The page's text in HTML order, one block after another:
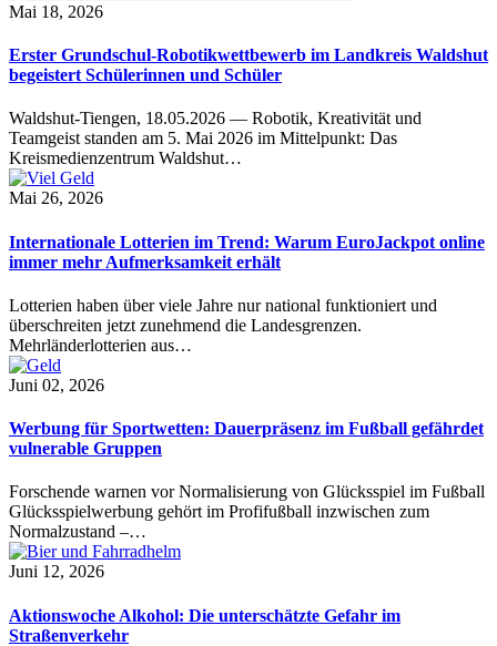
Mai 18, 2026
Erster Grundschul-Robotikwettbewerb im Landkreis Waldshut
begeistert Schülerinnen und Schüler
Waldshut-Tiengen, 18.05.2026 — Robotik, Kreativität und
Teamgeist standen am 5. Mai 2026 im Mittelpunkt: Das
Kreismedienzentrum Waldshut…
Mai 26, 2026
Internationale Lotterien im Trend: Warum EuroJackpot online
immer mehr Aufmerksamkeit erhält
Lotterien haben über viele Jahre nur national funktioniert und
überschreiten jetzt zunehmend die Landesgrenzen.
Mehrländerlotterien aus…
Juni 02, 2026
Werbung für Sportwetten: Dauerpräsenz im Fußball gefährdet
vulnerable Gruppen
Forschende warnen vor Normalisierung von Glücksspiel im Fußball
Glücksspielwerbung gehört im Profifußball inzwischen zum
Normalzustand –…
Juni 12, 2026
Aktionswoche Alkohol: Die unterschätzte Gefahr im
Straßenverkehr